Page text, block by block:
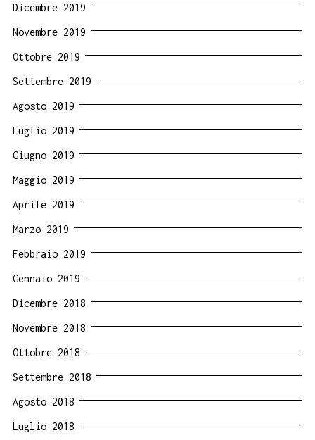
Dicembre 2019
Novembre 2019
Ottobre 2019
Settembre 2019
Agosto 2019
Luglio 2019
Giugno 2019
Maggio 2019
Aprile 2019
Marzo 2019
Febbraio 2019
Gennaio 2019
Dicembre 2018
Novembre 2018
Ottobre 2018
Settembre 2018
Agosto 2018
Luglio 2018